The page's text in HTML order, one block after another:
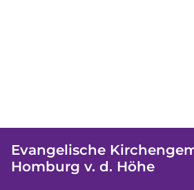
Evangelische
Homburg v. d. Höhe